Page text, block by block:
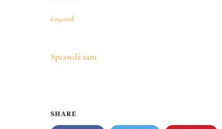
629,00zł
Sprawdź sam
SHARE